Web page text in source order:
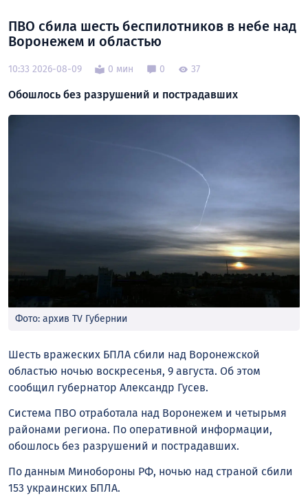
ПВО сбила шесть беспилотников в небе над
Воронежем и областью
10:33 2026-08-09 0 мин 0 37
Обошлось без разрушений и пострадавших
Фото: архив TV Губернии
Шесть вражеских БПЛА сбили над Воронежской
областью ночью воскресенья, 9 августа. Об этом
сообщил губернатор Александр Гусев.
Система ПВО отработала над Воронежем и четырьмя
районами региона. По оперативной информации,
обошлось без разрушений и пострадавших.
По данным Минобороны РФ, ночью над страной сбили
153 украинских БПЛА.